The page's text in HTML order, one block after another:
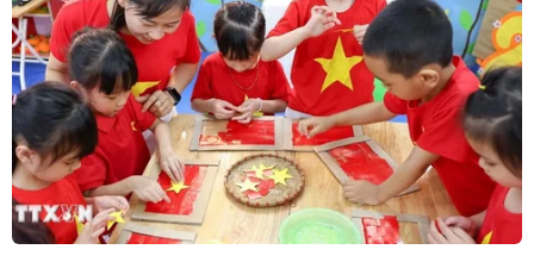
#Hội Nhạc sỹ Việt Nam
#Giải thưởng Âm nhạc
#Bùi Hà Miên
#Trịnh Minh Hiền
#Nhạc sỹ Đỗ Hồng Quân
TP. Hà Nội